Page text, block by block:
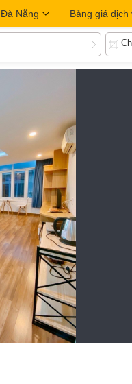
Đà Nẵng Bảng giá dịch